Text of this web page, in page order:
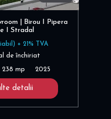
| Birou I Pipera
I Stradal
+ 21% TVA
de închiriat
238 mp 2025
detalii